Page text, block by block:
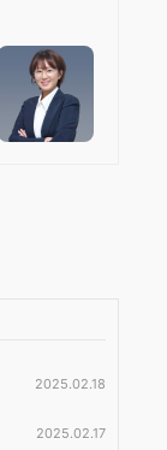
2025.02.18
2025.02.17